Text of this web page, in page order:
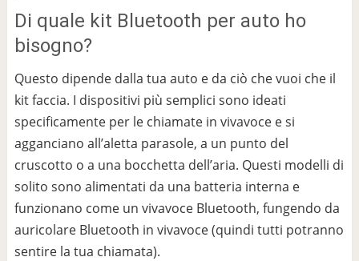
Di quale kit Bluetooth per auto ho
bisogno?
Questo dipende dalla tua auto e da ciò che vuoi che il
kit faccia. I dispositivi più semplici sono ideati
specificamente per le chiamate in vivavoce e si
agganciano all’aletta parasole, a un punto del
cruscotto o a una bocchetta dell’aria. Questi modelli di
solito sono alimentati da una batteria interna e
funzionano come un vivavoce Bluetooth, fungendo da
auricolare Bluetooth in vivavoce (quindi tutti potranno
sentire la tua chiamata).